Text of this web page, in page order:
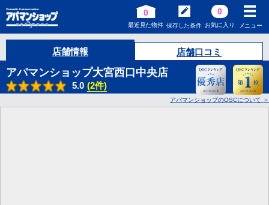
0
最近見た物件 保存した条件
0
お気に入り メニュー
店舗情報 店舗口コミ
アパマンショップ大宮西口中央店
5.0 (2件)
アパマンショップのQSCについて